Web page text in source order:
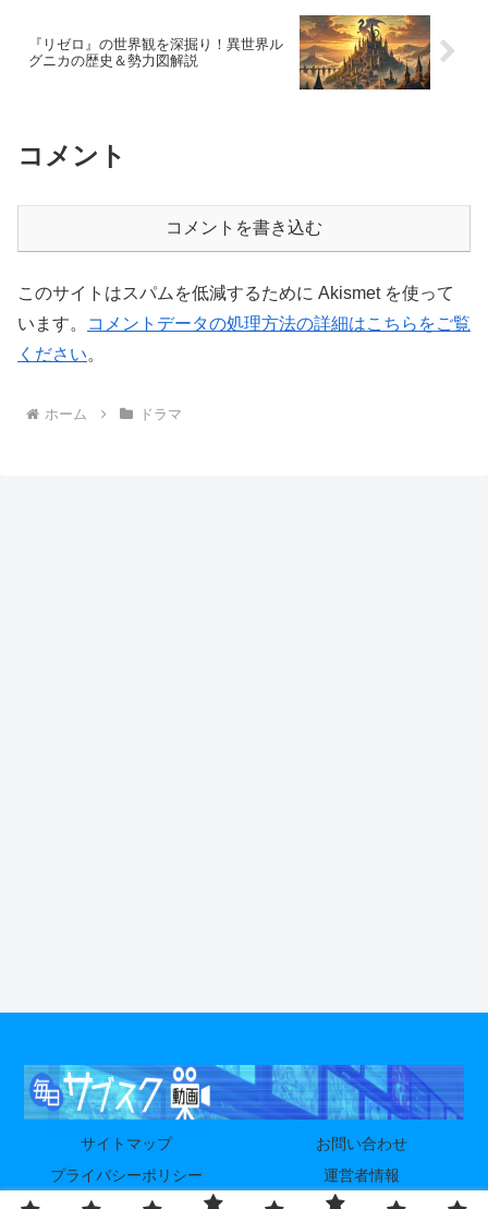
『リゼロ』の世界観を深掘り！異世界ル
グニカの歴史＆勢力図解説
コメント
コメントを書き込む
このサイトはスパムを低減するために Akismet を使って
います。
コメントデータの処理方法の詳細はこちらをご覧
ください。
ホーム ドラマ
サイトマップ
お問い合わせ
プライバシーポリシー
運営者情報